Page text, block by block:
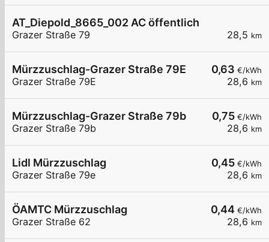
28,5 km
AT_Diepold_8665_002 AC öffentlich
Grazer Straße 79
0,63 €/kWh
28,6 km
Mürzzuschlag-Grazer Straße 79E
Grazer Straße 79E
0,75 €/kWh
28,6 km
Mürzzuschlag-Grazer Straße 79b
Grazer Straße 79b
0,45 €/kWh
28,6 km
Lidl Mürzzuschlag
Grazer Straße 79e
0,44 €/kWh
28,6 km
ÖAMTC Mürzzuschlag
Grazer Straße 62